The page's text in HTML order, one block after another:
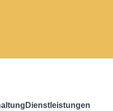
Dienstleistungen